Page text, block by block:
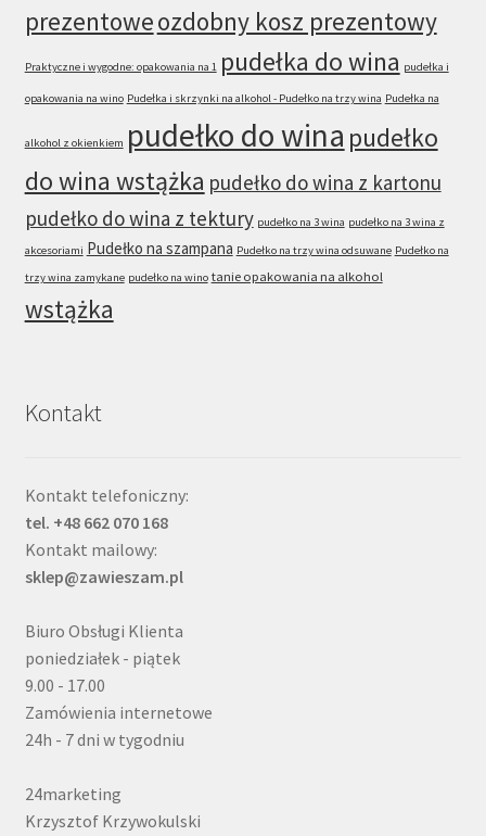
prezentoweozdobny kosz prezentowy
Praktyczne i wygodne: opakowania na 1 pudełka do wina pudełka i
opakowania na wino Pudełka i skrzynki na alkohol - Pudełko na trzy wina Pudełka na
alkohol z okienkiem pudełko do wina pudełko
do wina wstążka pudełko do wina z kartonu
pudełko do wina z tektury pudełko na 3 wina pudełko na 3 wina z
akcesoriami Pudełko na szampana Pudełko na trzy wina odsuwane Pudełko na
trzy wina zamykane pudełko na wino tanie opakowania na alkohol
wstążka
Kontakt
Kontakt telefoniczny:
tel. +48 662 070 168
Kontakt mailowy:
sklep@zawieszam.pl
Biuro Obsługi Klienta
poniedziałek - piątek
9.00 - 17.00
Zamówienia internetowe
24h - 7 dni w tygodniu
24marketing
Krzysztof Krzywokulski